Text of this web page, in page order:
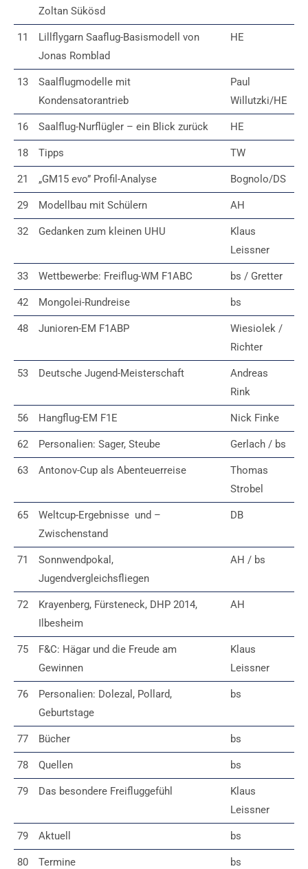
Zoltan Sükösd
11
Lillflygarn Saaflug-Basismodell von
Jonas Romblad
HE
13
Saalflugmodelle mit
Kondensatorantrieb
Paul
Willutzki/HE
16 Saalflug-Nurflügler – ein Blick zurück HE
18 Tipps TW
21 „GM15 evo” Profil-Analyse Bognolo/DS
29 Modellbau mit Schülern AH
32 Gedanken zum kleinen UHU
Klaus
Leissner
33 Wettbewerbe: Freiflug-WM F1ABC bs / Gretter
42 Mongolei-Rundreise bs
48 Junioren-EM F1ABP
Wiesiolek /
Richter
53 Deutsche Jugend-Meisterschaft
Andreas
Rink
56 Hangflug-EM F1E Nick Finke
62 Personalien: Sager, Steube Gerlach / bs
63 Antonov-Cup als Abenteuerreise
Thomas
Strobel
65
Weltcup-Ergebnisse und –
Zwischenstand
DB
71
Sonnwendpokal,
Jugendvergleichsfliegen
AH / bs
72
Krayenberg, Fürsteneck, DHP 2014,
Ilbesheim
AH
75
F&C: Hägar und die Freude am
Gewinnen
Klaus
Leissner
76
Personalien: Dolezal, Pollard,
Geburtstage
bs
77 Bücher bs
78 Quellen bs
79 Das besondere Freifluggefühl
Klaus
Leissner
79 Aktuell bs
80 Termine bs